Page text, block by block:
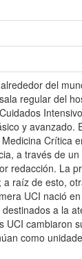
del
regular del
y avanzado.
Crítica
a través de
redacción. La
raíz de esto,
UCI nació
a la
cambiaron
como